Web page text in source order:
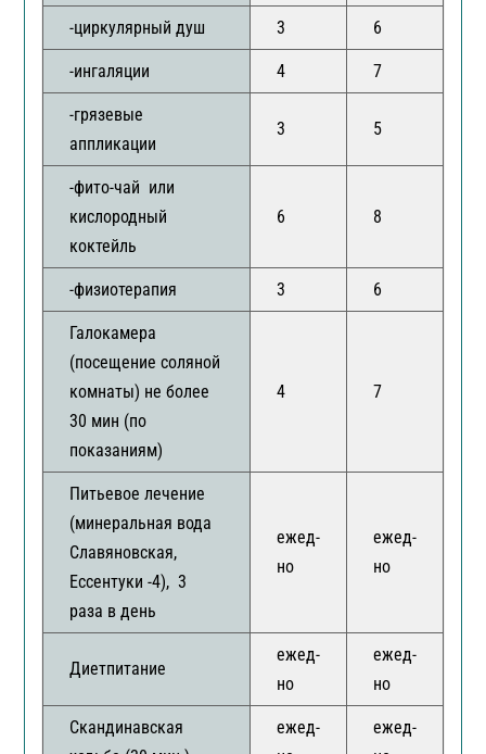
-циркулярный душ 3 6
-ингаляции 4 7
-грязевые
аппликации
3 5
-фито-чай или
кислородный
коктейль
6 8
-физиотерапия 3 6
Галокамера
(посещение соляной
комнаты) не более
30 мин (по
показаниям)
4 7
Питьевое лечение
(минеральная вода
Славяновская,
Ессентуки -4), 3
раза в день
ежед-
но
ежед-
но
Диетпитание
ежед-
но
ежед-
но
Скандинавская
ежед-
ежед-